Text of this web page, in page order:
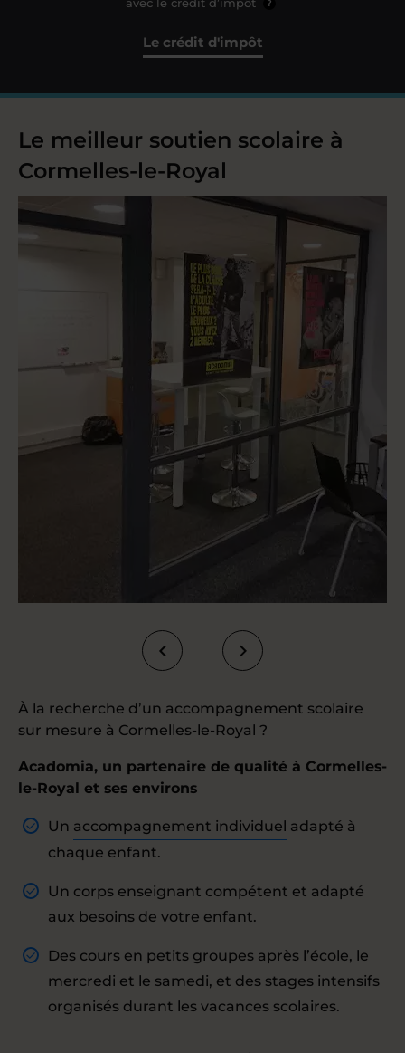
?
Le crédit d'impôt
Le meilleur soutien scolaire à
Cormelles-le-Royal
À la recherche d’un accompagnement scolaire
sur mesure à Cormelles-le-Royal ?
Acadomia, un partenaire de qualité à Cormelles-
le-Royal et ses environs
Un accompagnement individuel adapté à
chaque enfant.
Un corps enseignant compétent et adapté
aux besoins de votre enfant.
Des cours en petits groupes après l’école, le
mercredi et le samedi, et des stages intensifs
organisés durant les vacances scolaires.